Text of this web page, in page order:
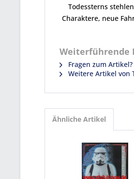
Todessterns
Charaktere, neue
Weiterführende
Fragen zum Artikel?
Weitere Artikel von
Ähnliche Artikel